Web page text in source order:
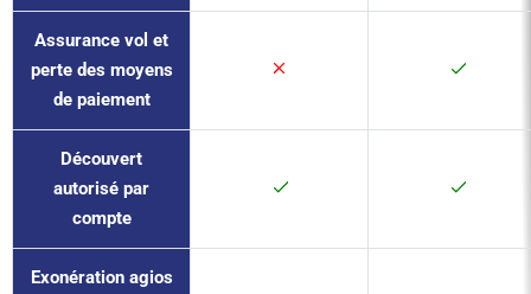
Assurance vol et
perte des moyens
de paiement
Découvert
autorisé par
compte
Exonération agios